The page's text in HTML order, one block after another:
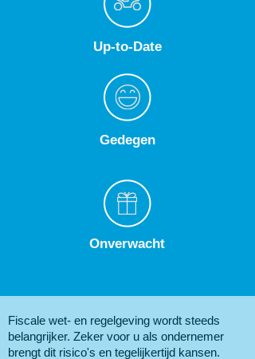
Up-to-Date
Gedegen
Onverwacht
Fiscale wet- en regelgeving wordt steeds
belangrijker. Zeker voor u als ondernemer
brengt dit risico's en tegelijkertijd kansen.